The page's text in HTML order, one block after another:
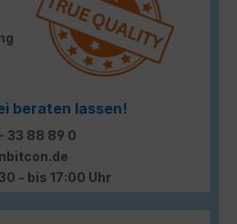
beraten lassen!
33 88 89 0
- bis 17:00 Uhr